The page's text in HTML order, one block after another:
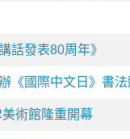
話發表80周年》
《國際中文日》書
術館隆重開幕